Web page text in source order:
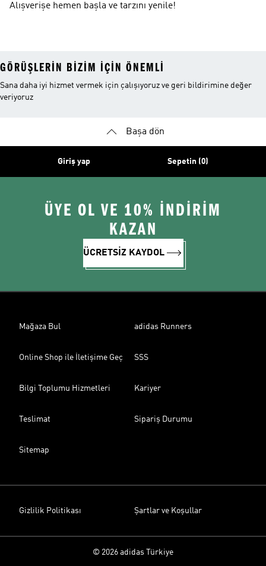
Alışverişe hemen başla ve tarzını yenile!
GÖRÜŞLERIN BIZIM IÇIN ÖNEMLI
Sana daha iyi hizmet vermek için çalışıyoruz ve geri bildirimine değer
veriyoruz
Başa dön
Giriş yap Sepetin (0)
ÜYE OL VE 10% İNDİRİM
KAZAN
ÜCRETSİZ KAYDOL
Mağaza Bul adidas Runners
Online Shop ile İletişime Geç SSS
Bilgi Toplumu Hizmetleri Kariyer
Teslimat Sipariş Durumu
Sitemap
Gizlilik Politikası Şartlar ve Koşullar
© 2026 adidas Türkiye